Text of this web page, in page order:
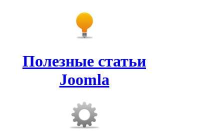
Полезные статьи
Joomla